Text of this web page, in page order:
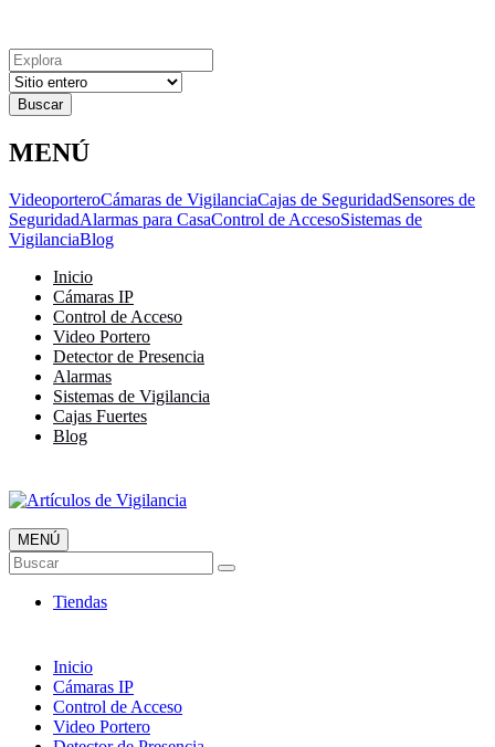
Resultados
para
MENÚ
VideoporteroCámaras de VigilanciaCajas de SeguridadSensores de
SeguridadAlarmas para CasaControl de AccesoSistemas de
VigilanciaBlog
Inicio
Cámaras IP
Control de Acceso
Video Portero
Detector de Presencia
Alarmas
Sistemas de Vigilancia
Cajas Fuertes
Blog
Artículos de Vigilancia
Envió 24/7!!!
MENÚ
Buscar
Tiendas
Inicio
Cámaras IP
Control de Acceso
Video Portero